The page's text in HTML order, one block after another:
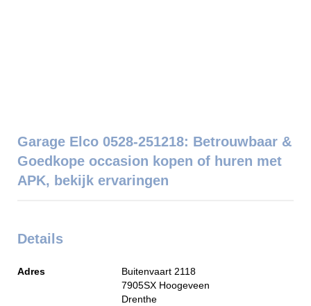
Garage Elco 0528-251218: Betrouwbaar &
Goedkope occasion kopen of huren met
APK, bekijk ervaringen
Details
Adres
Buitenvaart 2118
7905SX Hoogeveen
Drenthe